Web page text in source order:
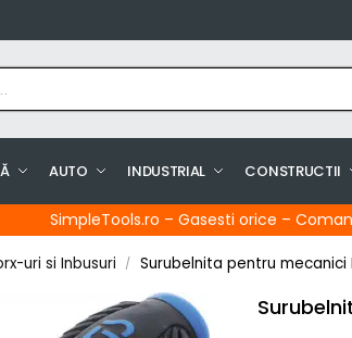
AUTO INDUSTRIAL CONSTRUCTII
SimpleTools.ro – Gasesti orice –
uri si Inbusuri / Surubelnita pentru mecanici